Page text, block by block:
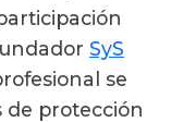
SyS
se
de protección